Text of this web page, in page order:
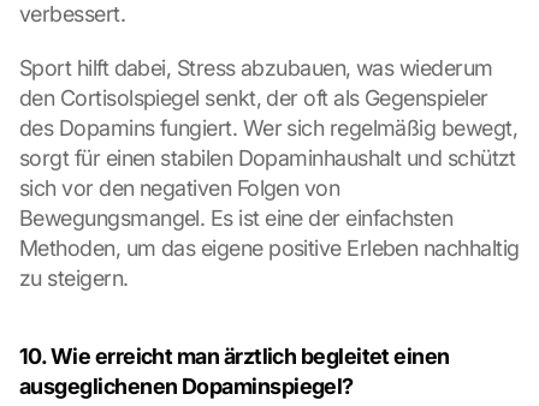
verbessert.
Sport hilft dabei, Stress abzubauen, was wiederum
den Cortisolspiegel senkt, der oft als Gegenspieler
des Dopamins fungiert. Wer sich regelmäßig bewegt,
sorgt für einen stabilen Dopaminhaushalt und schützt
sich vor den negativen Folgen von
Bewegungsmangel. Es ist eine der einfachsten
Methoden, um das eigene positive Erleben nachhaltig
zu steigern.
10. Wie erreicht man ärztlich begleitet einen
ausgeglichenen Dopaminspiegel?